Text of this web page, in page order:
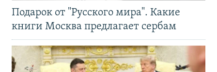
Подарок от "Русского мира". Какие
книги Москва предлагает сербам